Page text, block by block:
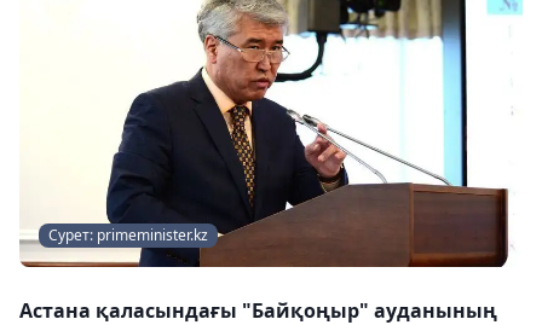
Сурет: primeminister.kz
Астана қаласындағы "Байқоңыр" ауданының